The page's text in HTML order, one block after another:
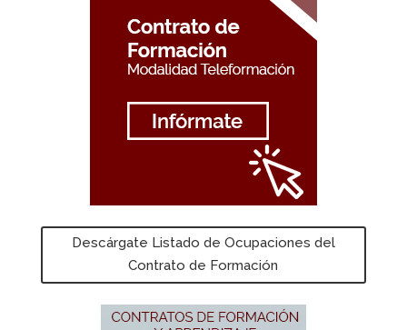
Descárgate Listado de Ocupaciones del
Contrato de Formación